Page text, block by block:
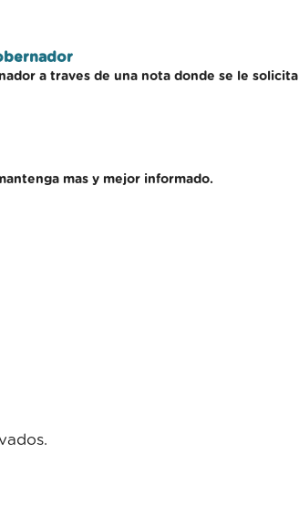
a traves de una nota donde se le solicita
mas y mejor informado.